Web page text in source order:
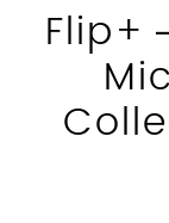
Flip+